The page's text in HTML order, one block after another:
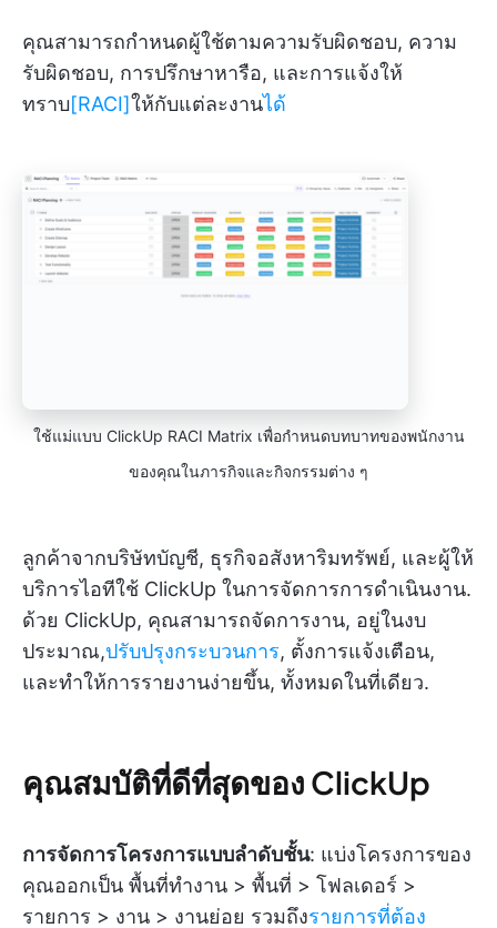
คุณสามารถกำหนดผู้ใช้ตามความรับผิดชอบ, ความ
รับผิดชอบ, การปรึกษาหารือ, และการแจ้งให้
ทราบ[RACI]ให้กับแต่ละงานได้
ใช้แม่แบบ ClickUp RACI Matrix เพื่อกำหนดบทบาทของพนักงาน
ของคุณในภารกิจและกิจกรรมต่าง ๆ
ลูกค้าจากบริษัทบัญชี, ธุรกิจอสังหาริมทรัพย์, และผู้ให้
บริการไอทีใช้ ClickUp ในการจัดการการดำเนินงาน.
ด้วย ClickUp, คุณสามารถจัดการงาน, อยู่ในงบ
ประมาณ,ปรับปรุงกระบวนการ, ตั้งการแจ้งเตือน,
และทำให้การรายงานง่ายขึ้น, ทั้งหมดในที่เดียว.
คุณสมบัติที่ดีที่สุดของ ClickUp
การจัดการโครงการแบบลำดับชั้น: แบ่งโครงการของ
คุณออกเป็น พื้นที่ทำงาน > พื้นที่ > โฟลเดอร์ >
รายการ > งาน > งานย่อย รวมถึงรายการที่ต้อง